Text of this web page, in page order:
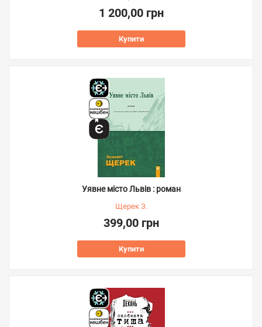
1 200,00 грн
Купити
Уявне місто Львів : роман
Щерек З.
399,00 грн
Купити